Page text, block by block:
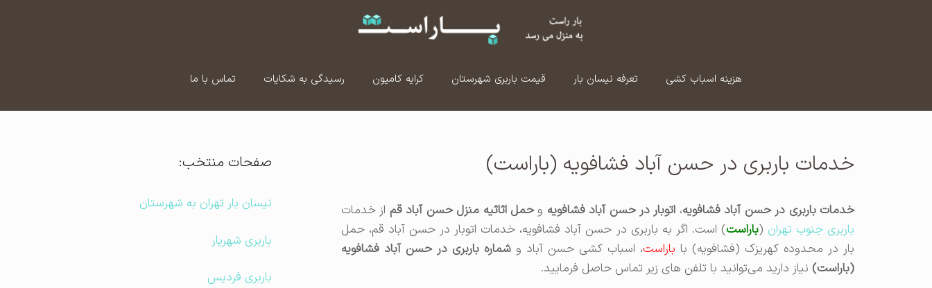
هزینه اسباب کشی تعرفه نیسان بار قیمت باربری شهرستان کرایه کامیون رسیدگی به شکایات تماس با ما
خدمات باربری در حسن آباد فشافویه (باراست)
خدمات باربری در حسن آباد فشافویه، اتوبار در حسن آباد فشافویه وحمل اثاثیه منزل حسن آباد قم از خدمات
باربری جنوب تهران (باراست) است. اگر به باربری در حسن آباد فشافویه، خدمات اتوبار در حسن آباد قم، حمل
بار در محدوده کهریزک (فشافویه) با باراست، اسباب کشی حسن آباد و شماره باربری در حسن آباد فشافویه
(باراست) نیاز دارید می‌توانید با تلفن های زیر تماس حاصل فرمایید.
صفحات منتخب:
نیسان بار تهران به شهرستان
باربری شهریار
باربری فردیس